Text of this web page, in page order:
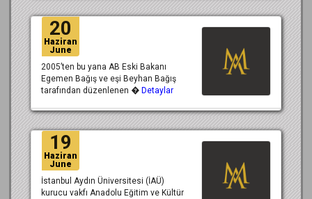
20
Haziran
June
2005’ten bu yana AB Eski Bakanı
Egemen Bağış ve eşi Beyhan Bağış
tarafından düzenlenen � Detaylar
19
Haziran
June
İstanbul Aydın Üniversitesi (İAÜ)
kurucu vakfı Anadolu Eğitim ve Kültür